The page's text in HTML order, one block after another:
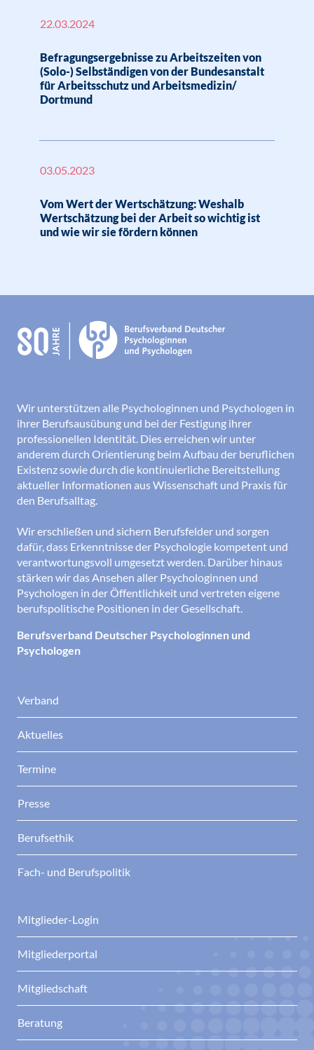
22.03.2024
Befragungsergebnisse zu Arbeitszeiten von
(Solo-) Selbständigen von der Bundesanstalt
für Arbeitsschutz und Arbeitsmedizin/
Dortmund
03.05.2023
Vom Wert der Wertschätzung: Weshalb
Wertschätzung bei der Arbeit so wichtig ist
und wie wir sie fördern können
Wir unterstützen alle Psychologinnen und Psychologen in
ihrer Berufsausübung und bei der Festigung ihrer
professionellen Identität. Dies erreichen wir unter
anderem durch Orientierung beim Aufbau der beruflichen
Existenz sowie durch die kontinuierliche Bereitstellung
aktueller Informationen aus Wissenschaft und Praxis für
den Berufsalltag.
Wir erschließen und sichern Berufsfelder und sorgen
dafür, dass Erkenntnisse der Psychologie kompetent und
verantwortungsvoll umgesetzt werden. Darüber hinaus
stärken wir das Ansehen aller Psychologinnen und
Psychologen in der Öffentlichkeit und vertreten eigene
berufspolitische Positionen in der Gesellschaft.
Berufsverband Deutscher Psychologinnen und
Psychologen
Verband
Aktuelles
Termine
Presse
Berufsethik
Fach- und Berufspolitik
Mitglieder-Login
Mitgliederportal
Mitgliedschaft
Beratung